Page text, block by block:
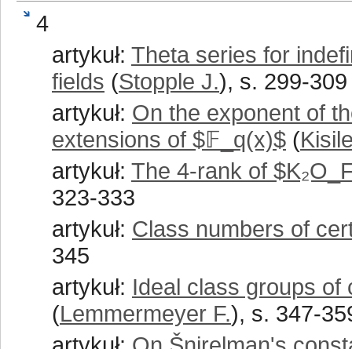
4
artykuł: Theta series for
fields (Stopple J.), s. 299-309
artykuł: On the exponent of
extensions of $𝔽_q(x)$ (
artykuł: The 4-rank of
323-333
artykuł: Class numbers of
345
artykuł: Ideal class groups of
(Lemmermeyer F.), s. 347-